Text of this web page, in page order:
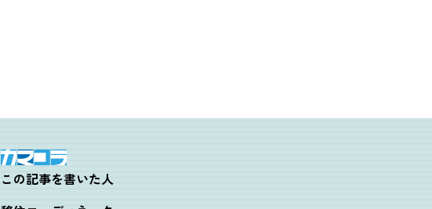
この記事を書いた人